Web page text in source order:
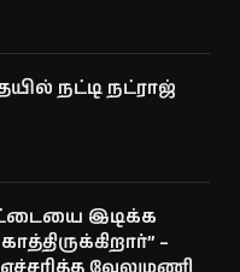
நட்டி நட்ராஜ்
இடிக்க
–